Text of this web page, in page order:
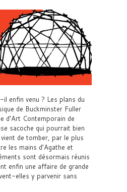
enfin venu ? Les plans du
de Buckminster Fuller
d’Art Contemporain de
sacoche qui pourrait bien
de tomber, par le plus
les mains d’Agathe et
sont désormais réunis
enfin une affaire de grande
elles y parvenir sans